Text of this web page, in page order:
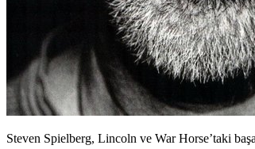
Steven Spielberg, Lincoln ve War Horse’taki